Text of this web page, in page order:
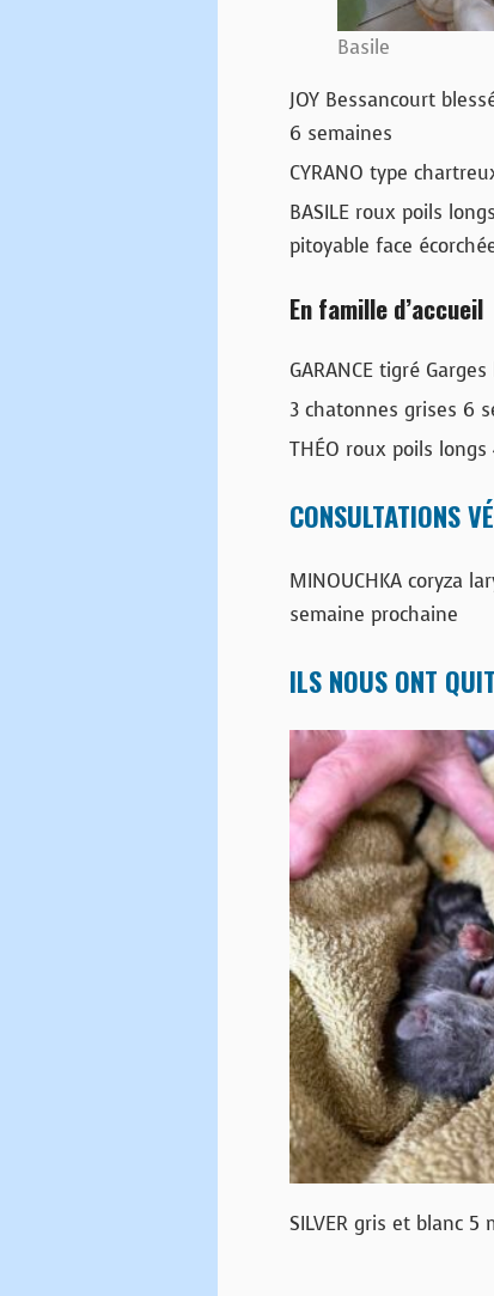
Basile
JOY Bessancourt
6 semaines
CYRANO type
BASILE roux poils
pitoyable face
En famille d’accueil
GARANCE tigré
3 chatonnes grises 6
THÉO roux poils
CONSULTATIONS
MINOUCHKA coryza
semaine prochaine
ILS NOUS ONT
SILVER gris et blanc